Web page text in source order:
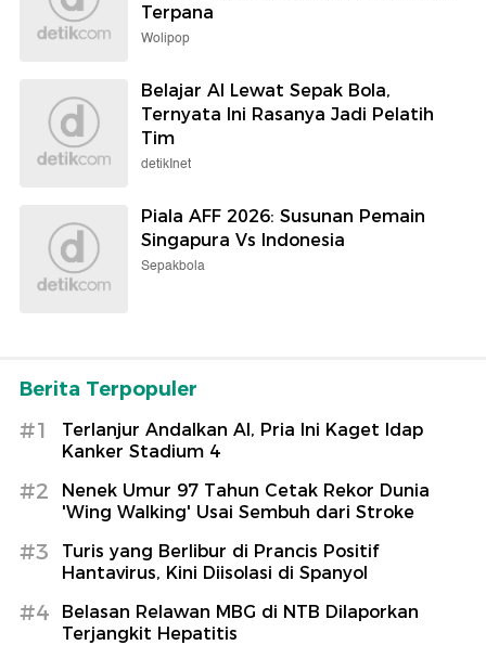
Terpana
Wolipop
Belajar AI Lewat Sepak Bola,
Ternyata Ini Rasanya Jadi Pelatih
Tim
detikInet
Piala AFF 2026: Susunan Pemain
Singapura Vs Indonesia
Sepakbola
Berita Terpopuler
#1
Terlanjur Andalkan AI, Pria Ini Kaget Idap
Kanker Stadium 4
#2
Nenek Umur 97 Tahun Cetak Rekor Dunia
'Wing Walking' Usai Sembuh dari Stroke
#3
Turis yang Berlibur di Prancis Positif
Hantavirus, Kini Diisolasi di Spanyol
#4
Belasan Relawan MBG di NTB Dilaporkan
Terjangkit Hepatitis